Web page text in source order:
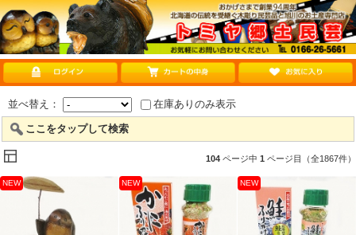
並べ替え： 在庫ありのみ表示
ここをタップして検索
104 ページ中 1 ページ目（全1867件）